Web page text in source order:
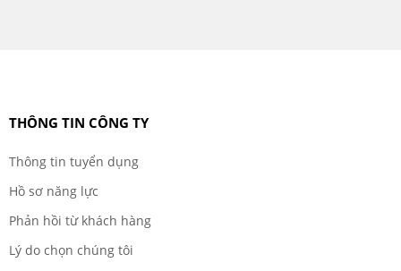
THÔNG TIN CÔNG TY
Thông tin tuyển dụng
Hồ sơ năng lực
Phản hồi từ khách hàng
Lý do chọn chúng tôi